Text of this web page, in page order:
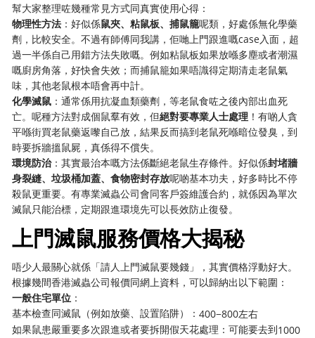
幫大家整理咗幾種常見方式同真實使用心得：
物理性方法 ：好似係鼠夾、粘鼠板、捕鼠籠呢類，好處係無化學藥
劑，比較安全。不過有師傅同我講，佢哋上門跟進嘅case入面，超
過一半係自己用錯方法失敗嘅。例如粘鼠板如果放喺多塵或者潮濕
嘅廚房角落，好快會失效；而捕鼠籠如果唔識得定期清走老鼠氣
味，其他老鼠根本唔會再中計。
化學滅鼠 ：通常係用抗凝血類藥劑，等老鼠食咗之後內部出血死
亡。呢種方法對成個鼠羣有效，但絕對要專業人士處理 ！有啲人貪
平喺街買老鼠藥返嚟自己放，結果反而搞到老鼠死喺暗位發臭，到
時要拆牆搵鼠屍，真係得不償失。
環境防治：其實最治本嘅方法係斷絕老鼠生存條件。好似係封堵牆
身裂縫、垃圾桶加蓋、食物密封存放呢啲基本功夫，好多時比不停
殺鼠更重要。有專業滅蟲公司會同客戶簽維護合約，就係因為單次
滅鼠只能治標，定期跟進環境先可以長效防止復發。
上門滅鼠服務價格大揭秘
唔少人最關心就係「請人上門滅鼠要幾錢」，其實價格浮動好大。
根據幾間香港滅蟲公司報價同網上資料，可以歸納出以下範圍：
一般住宅單位 ：
基本檢查同滅鼠（例如放藥、設置陷阱）：400−800左右
如果鼠患嚴重要多次跟進或者要拆開假天花處理：可能要去到1000